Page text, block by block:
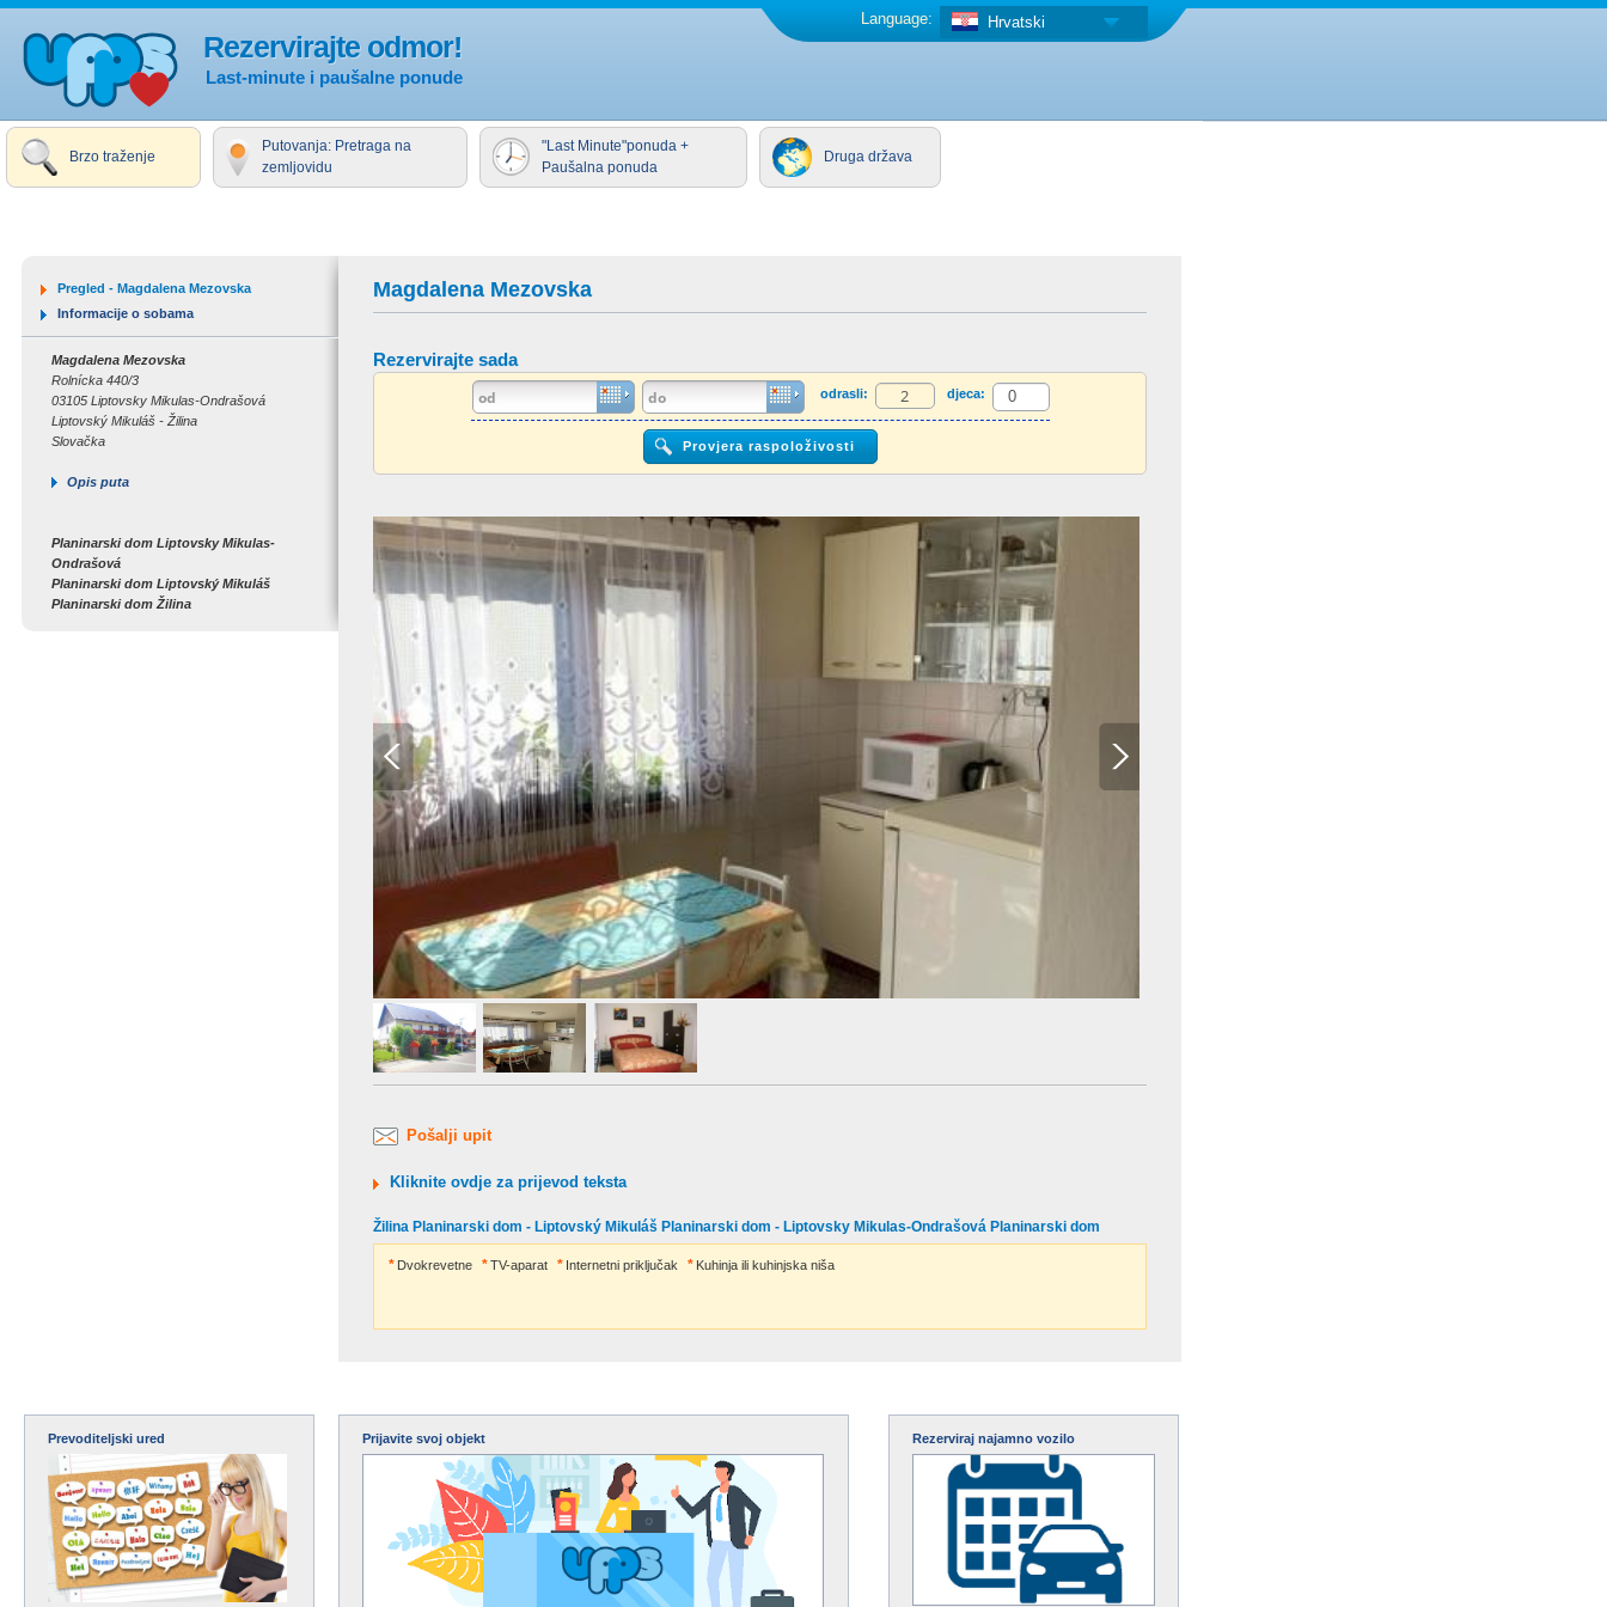
Rezervirajte odmor!
Last-minute i paušalne ponude
Hrvatski
Language:
Brzo traženje
Putovanja: Pretraga na
zemljovidu
"Last Minute"ponuda +
Paušalna ponuda
Druga država
Magdalena Mezovska
Rezervirajte sada
odrasli: djeca:
Pošalji upit
Kliknite ovdje za prijevod teksta
Žilina Planinarski dom - Liptovský Mikuláš Planinarski dom - Liptovsky Mikulas-Ondrašová Planinarski dom
Dvokrevetne TV-aparat Internetni priključak Kuhinja ili kuhinjska niša
Pregled - Magdalena Mezovska
Informacije o sobama
Magdalena Mezovska
Rolnícka 440/3
03105 Liptovsky Mikulas-Ondrašová
Liptovský Mikuláš - Žilina
Slovačka
Opis puta
Planinarski dom Liptovsky Mikulas-
Ondrašová
Planinarski dom Liptovský Mikuláš
Planinarski dom Žilina
Prevoditeljski ured Prijavite svoj objekt Rezerviraj najamno vozilo